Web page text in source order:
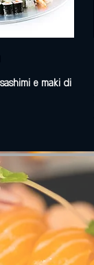
e maki di